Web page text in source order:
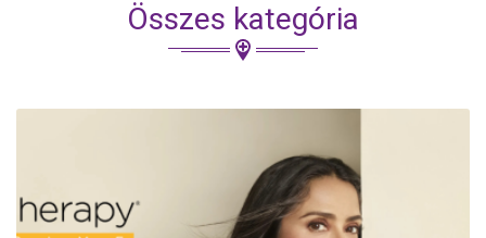
Összes kategória